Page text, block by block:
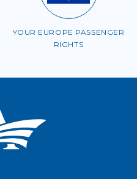
YOUR EUROPE PASSENGER
RIGHTS